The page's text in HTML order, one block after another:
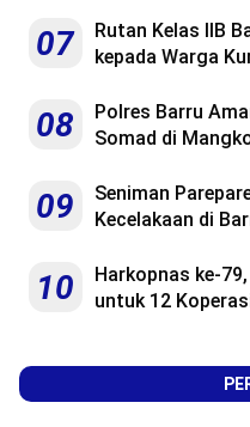
07
Rutan Kelas IIB
kepada Warga
08
Polres Barru
Somad di
09
Seniman
Kecelakaan di
10
Harkopnas ke-
untuk 12